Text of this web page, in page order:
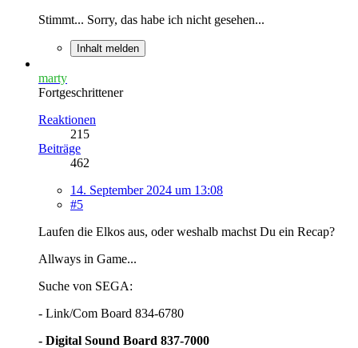
Stimmt... Sorry, das habe ich nicht gesehen...
Inhalt melden
marty
Fortgeschrittener
Reaktionen
215
Beiträge
462
14. September 2024 um 13:08
#5
Laufen die Elkos aus, oder weshalb machst Du ein Recap?
Allways in Game...
Suche von SEGA:
- Link/Com Board 834-6780
- Digital Sound Board 837-7000